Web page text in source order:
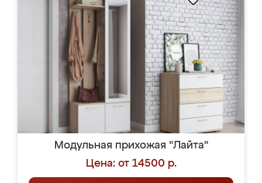
Модульная прихожая "Лайта"
Цена: от 14500 р.